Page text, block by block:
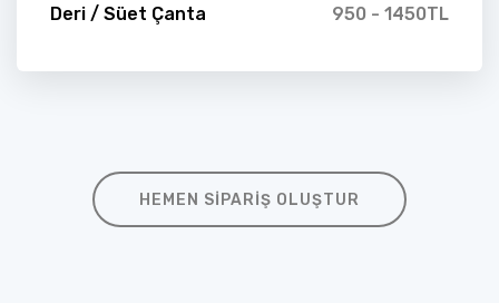
Deri / Süet Çanta 950 - 1450TL
HEMEN SIPARIŞ OLUŞTUR